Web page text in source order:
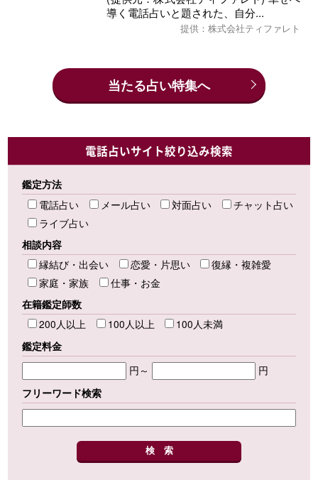
導く電話占いと題された、自分...
提供：株式会社ティファレト
当たる占い特集へ
電話占いサイト絞り込み検索
鑑定方法
電話占い
メール占い 対面占い
チャット占い
ライブ占い
相談内容
縁結び・出会い
恋愛・片思い
復縁・複雑愛
家庭・家族
仕事・お金
在籍鑑定師数
200人以上
100人以上
100人未満
鑑定料金
円～
円
フリーワード検索